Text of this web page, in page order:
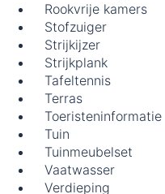
Rookvrije kamers
Stofzuiger
Strijkijzer
Strijkplank
Tafeltennis
Terras
Toeristeninformatie
Tuin
Tuinmeubelset
Vaatwasser
Verdieping